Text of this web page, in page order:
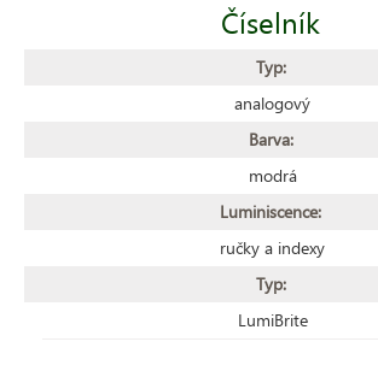
Číselník
Typ:
analogový
Barva:
modrá
Luminiscence:
ručky a indexy
Typ:
LumiBrite